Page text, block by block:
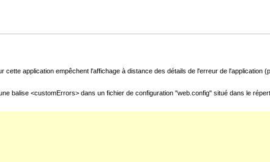
application empêchent l'affichage à distance des détails de l'erreur de l'application
balise <customErrors> dans un fichier de configuration "web.config" situé dans le